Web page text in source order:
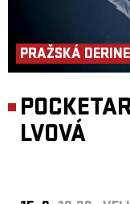
PRAŽSKÁ
LVOVÁ